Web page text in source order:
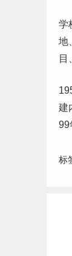
学
地
目
建
99
标